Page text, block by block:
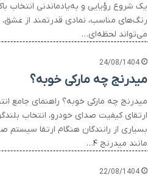
یک شروع رؤیایی و به‌یادماندنی انتخاب
رنگ‌های مناسب، نمادی قدرتمند از
می‌تواند لحظه‌ای…
24/08/1404
میدرنج چه مارکی خوبه؟
میدرنج چه مارکی خوبه؟ راهنمای جامع
ارتقای کیفیت صدای خودرو، انتخاب
بسیاری از رانندگان هنگام ارتقا سیستم
مانند میدرنج ۴…
22/08/1404